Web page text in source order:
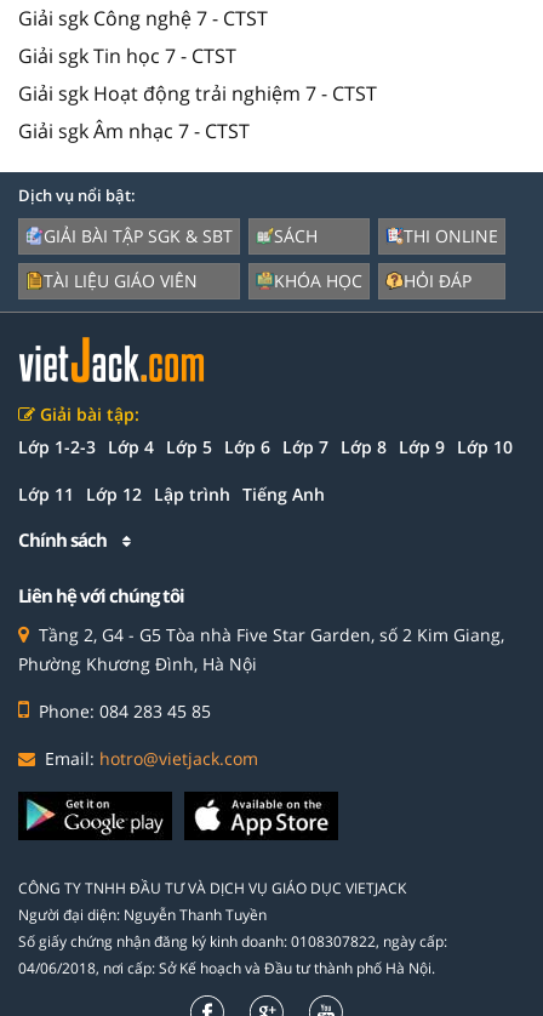
Giải sgk Công nghệ 7 - CTST
Giải sgk Tin học 7 - CTST
Giải sgk Hoạt động trải nghiệm 7 - CTST
Giải sgk Âm nhạc 7 - CTST
Dịch vụ nổi bật:
GIẢI BÀI TẬP SGK & SBT
TÀI LIỆU GIÁO VIÊN
SÁCH
KHÓA HỌC
THI ONLINE
HỎI ĐÁP
Giải bài tập:
Lớp 1-2-3 Lớp 4 Lớp 5 Lớp 6 Lớp 7 Lớp 8 Lớp 9 Lớp 10
Lớp 11 Lớp 12 Lập trình Tiếng Anh
Chính sách
Liên hệ với chúng tôi
Tầng 2, G4 - G5 Tòa nhà Five Star Garden, số 2 Kim Giang,
Phường Khương Đình, Hà Nội
Phone: 084 283 45 85
Email: hotro@vietjack.com
CÔNG TY TNHH ĐẦU TƯ VÀ DỊCH VỤ GIÁO DỤC VIETJACK
Người đại diện: Nguyễn Thanh Tuyền
Số giấy chứng nhận đăng ký kinh doanh: 0108307822, ngày cấp:
04/06/2018, nơi cấp: Sở Kế hoạch và Đầu tư thành phố Hà Nội.